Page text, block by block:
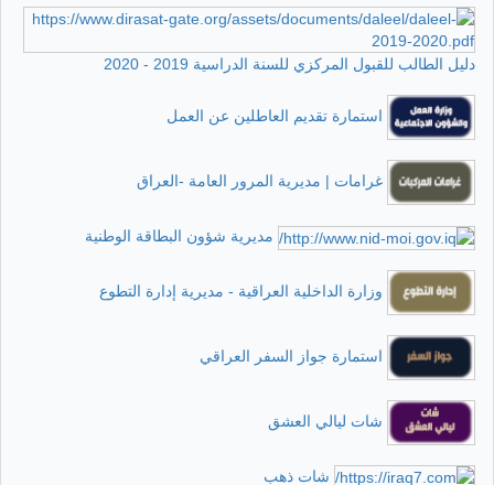
دليل الطالب للقبول المركزي للسنة الدراسية 2019 - 2020
استمارة تقديم العاطلين عن العمل
غرامات | مديرية المرور العامة -العراق
مديرية شؤون البطاقة الوطنية
وزارة الداخلية العراقية - مديرية إدارة التطوع
استمارة جواز السفر العراقي
شات ليالي العشق
شات ذهب